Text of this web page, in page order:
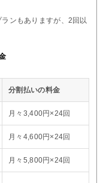
ンもありますが、2回以
分割払いの料金
月々3,400円×24回
月々4,600円×24回
月々5,800円×24回